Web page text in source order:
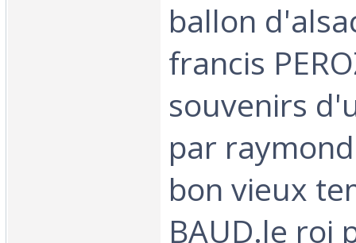
ballon
francis
souvenirs
par raymond
bon vieux
BAUD.le roi